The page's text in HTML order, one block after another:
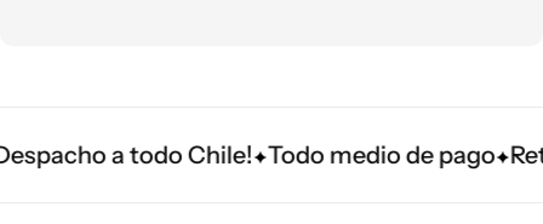
a todo Chile! Todo medio de pago